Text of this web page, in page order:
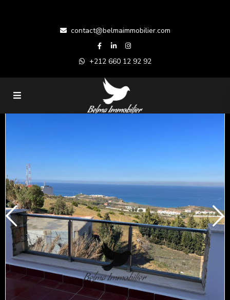
contact@belmaimmobilier.com
+212 660 12 92 92